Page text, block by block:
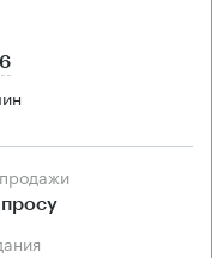
продажи